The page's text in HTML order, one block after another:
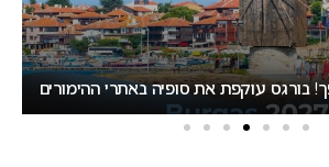
2027: ההכרזה על העיר המארחת צפויה לקרות בשבוע